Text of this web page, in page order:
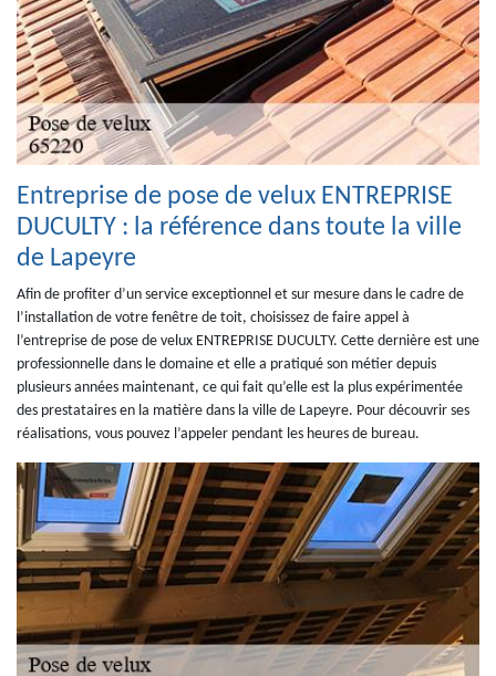
Entreprise de pose de velux ENTREPRISE
DUCULTY : la référence dans toute la ville
de Lapeyre
Afin de profiter d’un service exceptionnel et sur mesure dans le cadre de
l’installation de votre fenêtre de toit, choisissez de faire appel à
l’entreprise de pose de velux ENTREPRISE DUCULTY. Cette dernière est une
professionnelle dans le domaine et elle a pratiqué son métier depuis
plusieurs années maintenant, ce qui fait qu’elle est la plus expérimentée
des prestataires en la matière dans la ville de Lapeyre. Pour découvrir ses
réalisations, vous pouvez l’appeler pendant les heures de bureau.